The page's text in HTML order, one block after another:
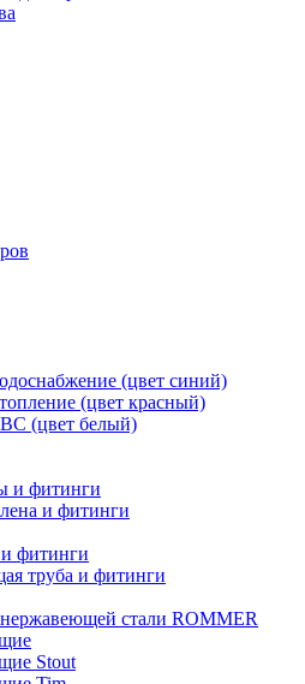
(цвет синий)
(цвет красный)
(цвет белый)
и фитинги
и фитинги
фитинги
труба и фитинги
стали ROMMER
Stout